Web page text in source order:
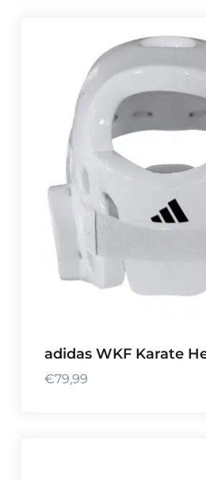
adidas WKF Karate
€79,99